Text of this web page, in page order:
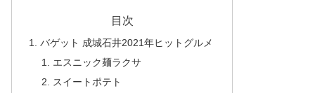
目次
バゲット 成城石井2021年ヒットグルメ
エスニック麺ラクサ
スイートポテト